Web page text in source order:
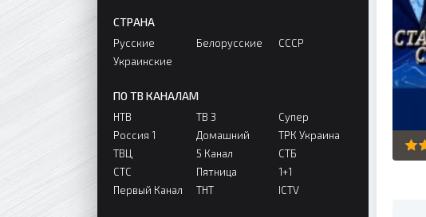
СТРАНА
Русские
Украинские
Белорусские СССР
ПО ТВ КАНАЛАМ
НТВ
Россия 1
ТВЦ
СТС
Первый Канал
ТВ 3
Домашний
5 Канал
Пятница
ТНТ
Супер
ТРК Украина
СТБ
1+1
ICTV